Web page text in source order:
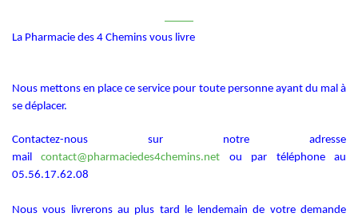
La Pharmacie des 4 Chemins vous livre
Nous mettons en place ce service pour toute personne ayant du mal à
se déplacer.
Contactez-nous sur notre adresse
mailcontact@pharmaciedes4chemins.net ou par téléphone au
05.56.17.62.08
Nous vous livrerons au plus tard le lendemain de votre demande